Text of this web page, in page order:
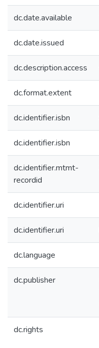
dc.date.available
dc.date.issued
dc.description.access
dc.format.extent
dc.identifier.isbn
dc.identifier.isbn
dc.identifier.mtmt-
recordid
dc.identifier.uri
dc.identifier.uri
dc.language
dc.publisher
dc.rights